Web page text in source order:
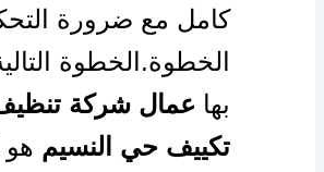
كامل مع ضرورة
الخطوة.الخطوة
بها عمال شركة
تكييف حي النسيم هو